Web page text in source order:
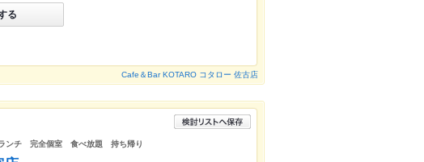
る
Cafe＆Bar KOTARO コタロー 佐古店
ンチ 完全個室 食べ放題 持ち帰り